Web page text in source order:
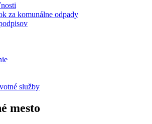
za komunálne odpady
služby
mesto